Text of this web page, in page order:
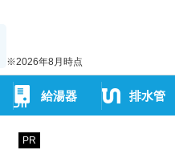
※2026年8月時点
給湯器 排水管
PR